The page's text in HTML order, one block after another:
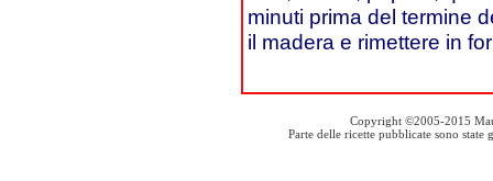
minuti prima del termine
il madera e rimettere in
Copyright ©2005-2015
Parte delle ricette pubblicate sono state